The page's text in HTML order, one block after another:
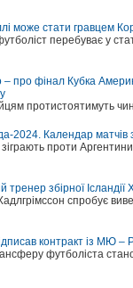
може стати гравцем
перебуває у
– про фінал Кубка
протистоятимуть
2024. Календар матчів
зіграють проти
тренер збірної
спробує
контракт із МЮ –
футболіста